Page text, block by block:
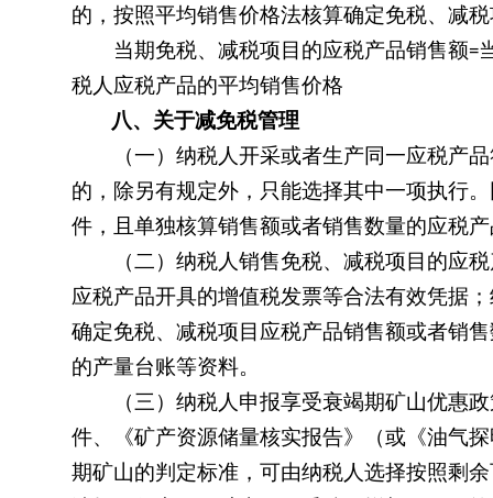
的，按照平均销售价格法核算确定免税、减
当期免税、减税项目的应税产品销售额=
税人应税产品的平均销售价格
八、关于减免税管理
（一）纳税人开采或者生产同一应税产品
的，除另有规定外，只能选择其中一项执行
件，且单独核算销售额或者销售数量的应税
（二）纳税人销售免税、减税项目的应税
应税产品开具的增值税发票等合法有效凭据
确定免税、减税项目应税产品销售额或者销
的产量台账等资料。
（三）纳税人申报享受衰竭期矿山优惠政
件、《矿产资源储量核实报告》（或《油气
期矿山的判定标准，可由纳税人选择按照剩